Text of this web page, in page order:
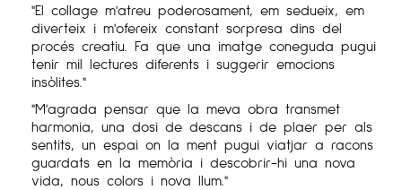
"El collage m'atreu poderosament, em sedueix, em
diverteix i m'ofereix constant sorpresa dins del
procés creatiu. Fa que una imatge coneguda pugui
tenir mil lectures diferents i suggerir emocions
insòlites."
"M'agrada pensar que la meva obra transmet
harmonia, una dosi de descans i de plaer per als
sentits, un espai on la ment pugui viatjar a racons
guardats en la memòria i descobrir-hi una nova
vida, nous colors i nova llum."